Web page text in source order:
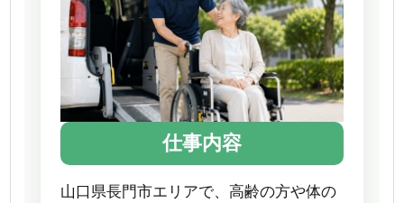
仕事内容
山口県長門市エリアで、高齢の方や体の